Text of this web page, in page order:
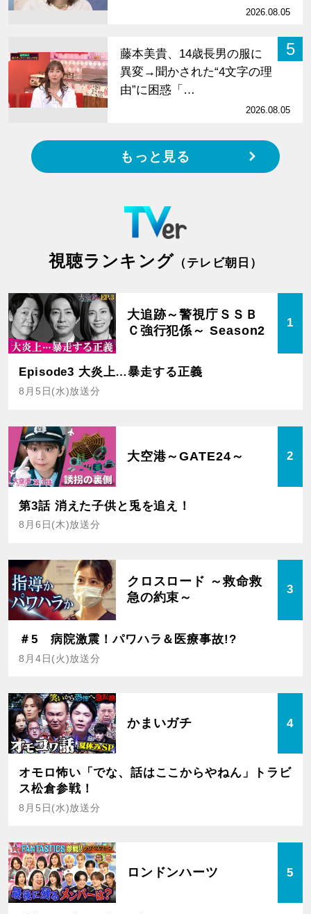
2026.08.05
5
藤本美貴、14歳長男の服に
異変→聞かされた“4文字の理
由”に困惑「…
2026.08.05
もっと見る
視聴ランキング （テレビ朝日）
大追跡～警視庁ＳＳＢ
Ｃ強行犯係～ Season2
1
Episode3 大炎上…暴走する正義
8月5日(水)放送分
大空港～GATE24～ 2
第3話 消えた子供と兎を追え！
8月6日(木)放送分
クロスロード ～救命救
急の約束～
3
＃5 病院激震！パワハラ＆医療事故!?
8月4日(火)放送分
かまいガチ 4
オモロ怖い「でな、話はここからやねん」トラビ
ス松倉参戦！
8月5日(水)放送分
ロンドンハーツ 5